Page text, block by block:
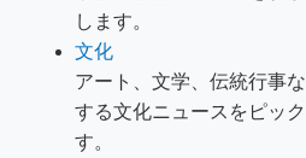
します。
文化
アート、文学、伝統行事
する文化ニュースをピッ
す。